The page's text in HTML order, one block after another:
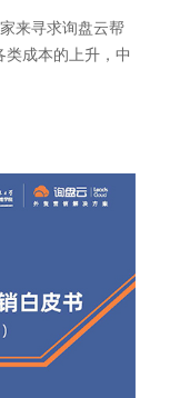
来寻求询盘云帮
成本的上升，中
流量、尤其是精